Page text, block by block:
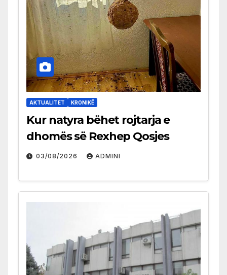
AKTUALITET KRONIKË
Kur natyra bëhet rojtarja e
dhomës së Rexhep Qosjes
03/08/2026 ADMINI